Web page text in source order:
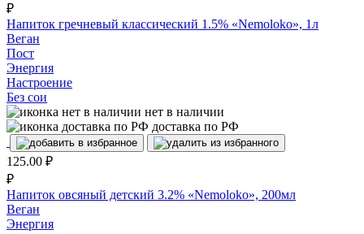
₽
Напиток гречневый классический 1.5% «Nemoloko», 1л
Веган
Пост
Энергия
Настроение
Без сои
нет в наличии
доставка по РФ
125.00 ₽
₽
Напиток овсяный детский 3.2% «Nemoloko», 200мл
Веган
Энергия